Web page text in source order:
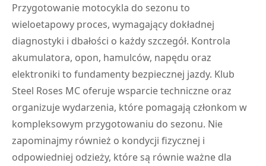
Przygotowanie motocykla do sezonu to
wieloetapowy proces, wymagający dokładnej
diagnostyki i dbałości o każdy szczegół. Kontrola
akumulatora, opon, hamulców, napędu oraz
elektroniki to fundamenty bezpiecznej jazdy. Klub
Steel Roses MC oferuje wsparcie techniczne oraz
organizuje wydarzenia, które pomagają członkom w
kompleksowym przygotowaniu do sezonu. Nie
zapominajmy również o kondycji fizycznej i
odpowiedniej odzieży, które są równie ważne dla